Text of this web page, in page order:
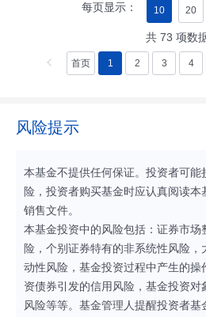
每页显示： 10 20
共 73 项数
首页 1 2 3 4
风险提示
本基金不提供任何保证。投资者可
险，投资者购买基金时应认真阅读
销售文件。
本基金投资中的风险包括：证券市
险，个别证券特有的非系统性风险
动性风险，基金投资过程中产生的操
资债券引发的信用风险，基金投资
风险等等。基金管理人提醒投资者基